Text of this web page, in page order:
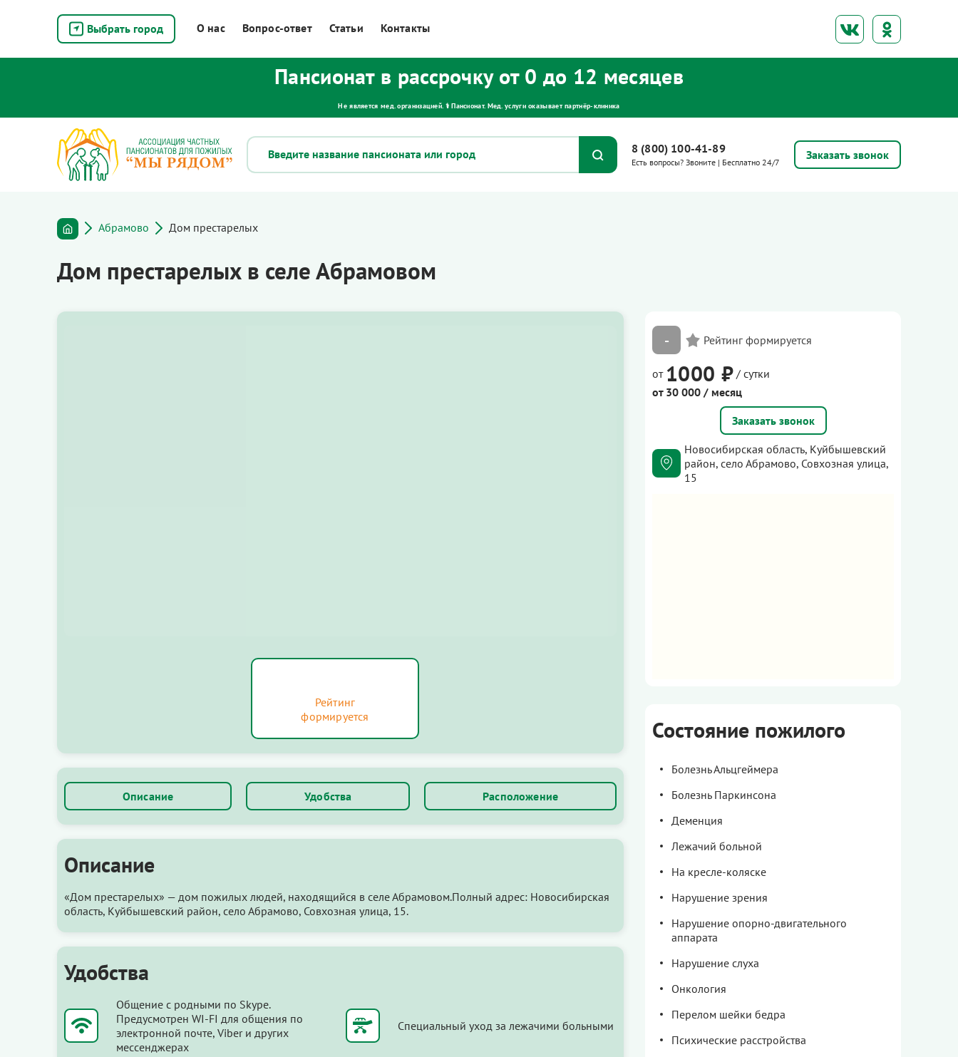
Выбрать город О нас Вопрос-ответ Статьи Контакты
Пансионат в рассрочку от 0 до 12 месяцев
Не является мед. организацией. ⚕ Пансионат. Мед. услуги оказывает партнёр‑клиника
8 (800) 100-41-89
Есть вопросы? Звоните | Бесплатно 24/7
Заказать звонок
Абрамово Дом престарелых
Дом престарелых в селе Абрамовом
Рейтинг
формируется
Описание Удобства Расположение
Описание
«Дом престарелых» — дом пожилых людей, находящийся в селе Абрамовом.Полный адрес: Новосибирская
область, Куйбышевский район, село Абрамово, Совхозная улица, 15.
Удобства
Общение с родными по Skype.
Предусмотрен WI-FI для общения по
электронной почте, Viber и других
мессенджерах
Специальный уход за лежачими больными
-
от 1000 ₽/ сутки
от 30 000 / месяц
Заказать звонок
Новосибирская область, Куйбышевский
район, село Абрамово, Совхозная улица,
15
Состояние пожилого
Болезнь Альцгеймера
Болезнь Паркинсона
Деменция
Лежачий больной
На кресле-коляске
Нарушение зрения
Нарушение опорно-двигательного
аппарата
Нарушение слуха
Онкология
Перелом шейки бедра
Психические расстройства